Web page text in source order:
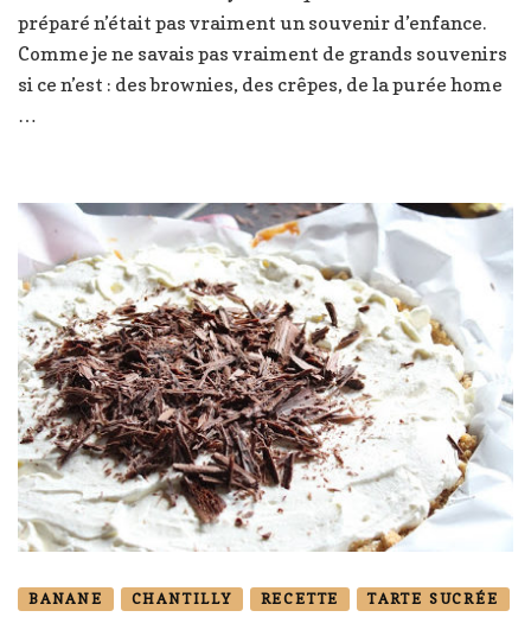
préparé n’était pas vraiment un souvenir d’enfance.
Comme je ne savais pas vraiment de grands souvenirs
si ce n’est : des brownies, des crêpes, de la purée home
…
BANANE CHANTILLY RECETTE TARTE SUCRÉE